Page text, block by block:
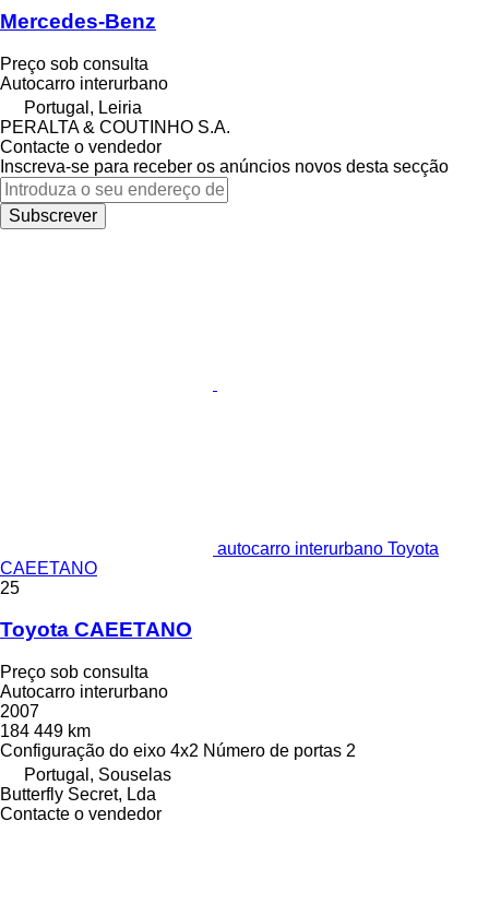
Mercedes-Benz
Preço sob consulta
Autocarro interurbano
Portugal, Leiria
PERALTA & COUTINHO S.A.
Contacte o vendedor
Inscreva-se para receber os anúncios novos desta secção
Subscrever
autocarro interurbano Toyota
CAEETANO
25
Toyota CAEETANO
Preço sob consulta
Autocarro interurbano
2007
184 449 km
Configuração do eixo 4x2 Número de portas 2
Portugal, Souselas
Butterfly Secret, Lda
Contacte o vendedor